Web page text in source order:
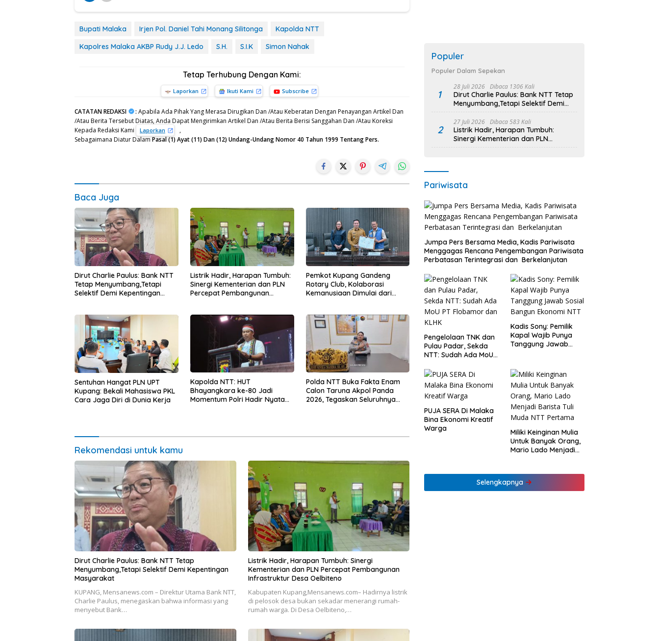
Bupati Malaka Irjen Pol. Daniel Tahi Monang Silitonga
Kapolda NTT
Kapolres Malaka AKBP Rudy J.J. Ledo
S.H. S.I.K Simon Nahak
Tetap Terhubung Dengan Kami:
Laporkan Ikuti Kami Subscribe
CATATAN REDAKSI : Apabila Ada Pihak Yang Merasa Dirugikan Dan /Atau Keberatan Dengan Penayangan Artikel Dan
/Atau Berita Tersebut Diatas, Anda Dapat Mengirimkan Artikel Dan /Atau Berita Berisi Sanggahan Dan /Atau Koreksi
Kepada Redaksi Kami
Laporkan
,
Sebagaimana Diatur DalamPasal (1) Ayat (11) Dan (12) Undang-Undang Nomor 40 Tahun 1999 Tentang Pers.
Baca Juga
Dirut Charlie Paulus: Bank NTT
Tetap Menyumbang,Tetapi
Selektif Demi Kepentingan
Listrik Hadir, Harapan Tumbuh:
Sinergi Kementerian dan PLN
Percepat Pembangunan
Pemkot Kupang Gandeng
Rotary Club, Kolaborasi
Kemanusiaan Dimulai dari
Sentuhan Hangat PLN UPT
Kupang: Bekali Mahasiswa PKL
Cara Jaga Diri di Dunia Kerja
Kapolda NTT: HUT
Bhayangkara ke-80 Jadi
Momentum Polri Hadir Nyata
Polda NTT Buka Fakta Enam
Calon Taruna Akpol Panda
2026, Tegaskan Seluruhnya
Rekomendasi untuk kamu
Dirut Charlie Paulus: Bank NTT Tetap
Menyumbang,Tetapi Selektif Demi Kepentingan
Masyarakat
KUPANG, Mensanews.com – Direktur Utama Bank NTT,
Charlie Paulus, menegaskan bahwa informasi yang
menyebut Bank…
Listrik Hadir, Harapan Tumbuh: Sinergi
Kementerian dan PLN Percepat Pembangunan
Infrastruktur Desa Oelbiteno
Kabupaten Kupang,Mensanews.com– Hadirnya listrik
di pelosok desa bukan sekadar menerangi rumah-
rumah warga. Di Desa Oelbiteno,…
Populer
Populer Dalam Sepekan
1
28 Juli 2026 Dibaca 1306 Kali
Dirut Charlie Paulus: Bank NTT Tetap
Menyumbang,Tetapi Selektif Demi
Kepentingan Masyarakat
2
27 Juli 2026 Dibaca 583 Kali
Listrik Hadir, Harapan Tumbuh:
Sinergi Kementerian dan PLN
Percepat Pembangunan Infrastruktur
Pariwisata
Jumpa Pers Bersama Media, Kadis Pariwisata
Menggagas Rencana Pengembangan Pariwisata
Perbatasan Terintegrasi dan Berkelanjutan
Pengelolaan TNK dan
Pulau Padar, Sekda
NTT: Sudah Ada MoU
KLHK
Kadis Sony: Pemilik
Kapal Wajib Punya
Tanggung Jawab
PUJA SERA Di Malaka
Bina Ekonomi Kreatif
Warga
Miliki Keinginan Mulia
Untuk Banyak Orang,
Mario Lado Menjadi
Selengkapnya